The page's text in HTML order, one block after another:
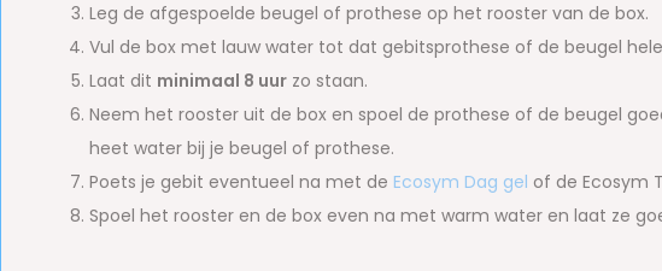
Leg de afgespoelde beugel of prothese op het rooster van de box.
Vul de box met lauw water tot dat gebitsprothese of de beugel
Laat dit minimaal 8 uurzo staan.
Neem het rooster uit de box en spoel de prothese of de beugel
heet water bij je beugel of prothese.
Poets je gebit eventueel na met de Ecosym Dag gel of de Ecosym
Spoel het rooster en de box even na met warm water en laat ze